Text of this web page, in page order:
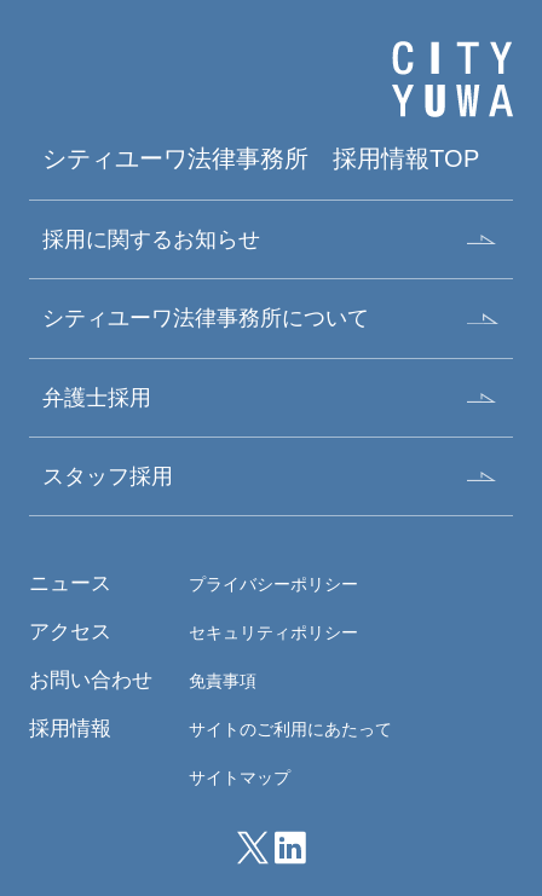
シティユーワ法律事務所 採用情報TOP
採用に関するお知らせ
シティユーワ法律事務所について
弁護士採用
スタッフ採用
ニュース
アクセス
お問い合わせ
採用情報
プライバシーポリシー
セキュリティポリシー
免責事項
サイトのご利用にあたって
サイトマップ